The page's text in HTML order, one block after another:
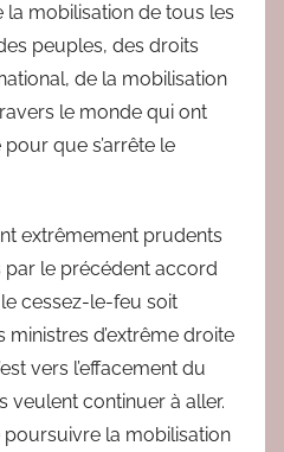
mobilisation de tous les
peuples, des droits
de la mobilisation
le monde qui ont
que s’arrête le
extrêmement prudents
le précédent accord
cessez-le-feu soit
ministres d’extrême droite
vers l’effacement du
veulent continuer à aller.
la mobilisation